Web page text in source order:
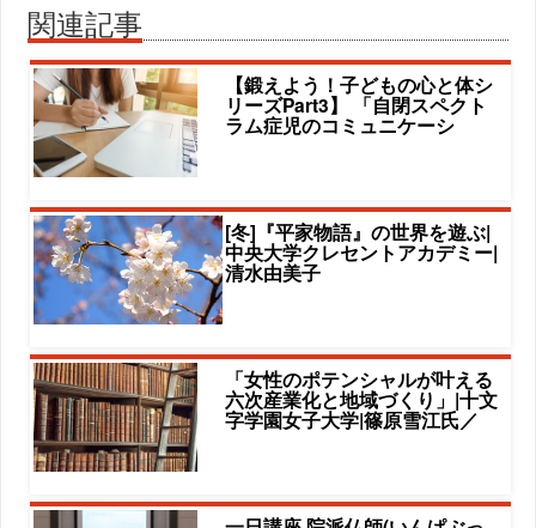
関連記事
【鍛えよう！子どもの心と体シ
リーズPart3】 「自閉スペクト
ラム症児のコミュニケーシ
[冬]『平家物語』の世界を遊ぶ|
中央大学クレセントアカデミー|
清水由美子
「女性のポテンシャルが叶える
六次産業化と地域づくり」|十文
字学園女子大学|篠原雪江氏／